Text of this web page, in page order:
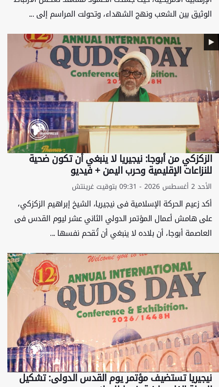
الوثيق بين الشعب ونهج الشهداء، وتحولت المراسم إلى ...
الزکزکي من أبوجا: نیجیریا لا ینبغي أن تکون ضحیة
للنزاعات الإقلیمیة وحرب الیمن + فيديو
الأحد 2 أغسطس 2026 - 09:31 بتوقيت غرينتش
أکد زعیم الحرکة الإسلامیة فی نیجیریا، الشیخ إبراهیم الزکزکي،
على هامش أعمال المؤتمر الدولي الثاني عشر لیوم القدس فی
العاصمة أبوجا، أن بلاده لا ینبغي أن تُقحم نفسها ...
نیجیریا تستضیف مؤتمر یوم القدس الدولی: تشکیل